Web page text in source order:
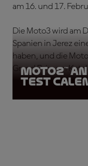
am 16. und 17.
Die Moto3 wird am
Spanien in Jerez
haben, und die
Grand Prix von
während der Saison
Moto2™
Test